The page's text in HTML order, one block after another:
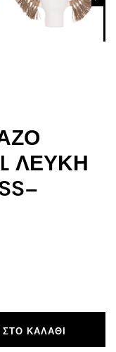
ΛΕΥΚΗ
ΚΑΛΆΘΙ